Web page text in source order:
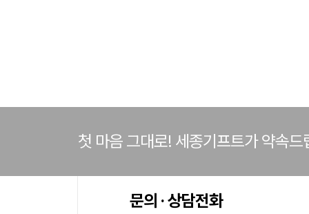
첫 마음 그대로! 세종기프트가 약속드
문의 · 상담전화